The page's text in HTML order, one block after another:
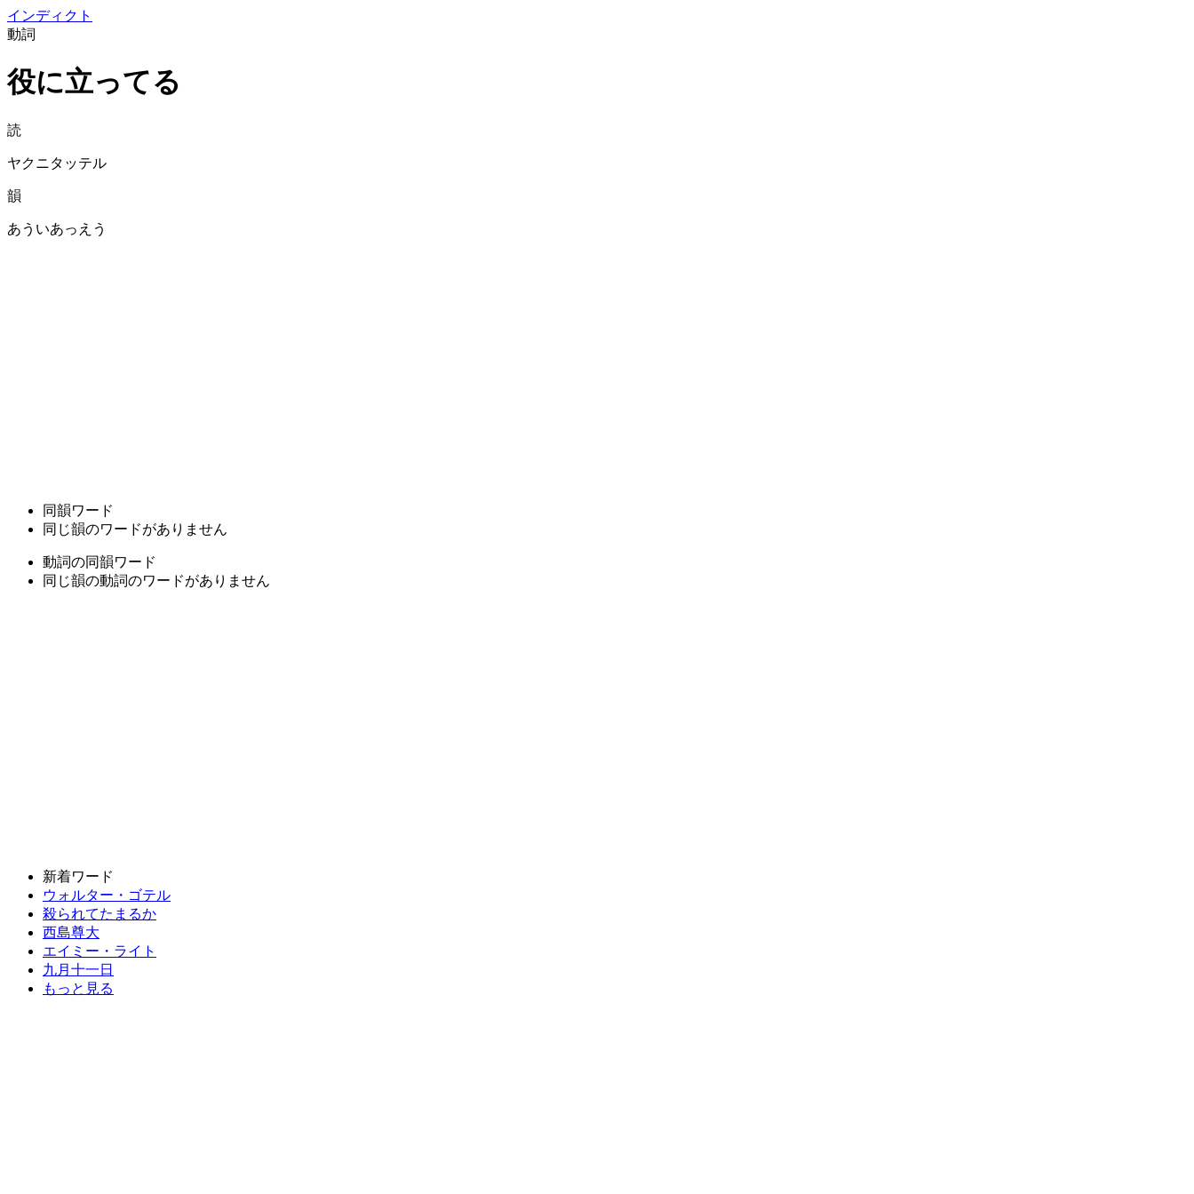
インディクト
動詞
役に立ってる
読
ヤクニタッテル
韻
あういあっえう
同韻ワード
同じ韻のワードがありません
動詞の同韻ワード
同じ韻の動詞のワードがありません
新着ワード
ウォルター・ゴテル
殺られてたまるか
西島尊大
エイミー・ライト
九月十一日
もっと見る